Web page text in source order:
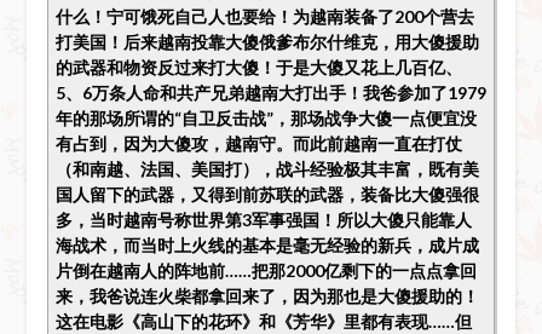
什么！宁可饿死自己人也要给！为越南装备了200个营去
打美国！后来越南投靠大傻俄爹布尔什维克，用大傻援助
的武器和物资反过来打大傻！于是大傻又花上几百亿、
5、6万条人命和共产兄弟越南大打出手！我爸参加了1979
年的那场所谓的“自卫反击战”，那场战争大傻一点便宜没
有占到，因为大傻攻，越南守。而此前越南一直在打仗
（和南越、法国、美国打），战斗经验极其丰富，既有美
国人留下的武器，又得到前苏联的武器，装备比大傻强很
多，当时越南号称世界第3军事强国！所以大傻只能靠人
海战术，而当时上火线的基本是毫无经验的新兵，成片成
片倒在越南人的阵地前……把那2000亿剩下的一点点拿回
来，我爸说连火柴都拿回来了，因为那也是大傻援助的！
这在电影《高山下的花环》和《芳华》里都有表现……但